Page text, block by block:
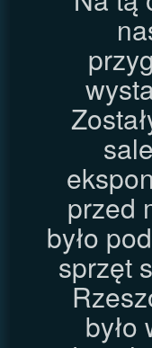
przed
było
sprzęt
było